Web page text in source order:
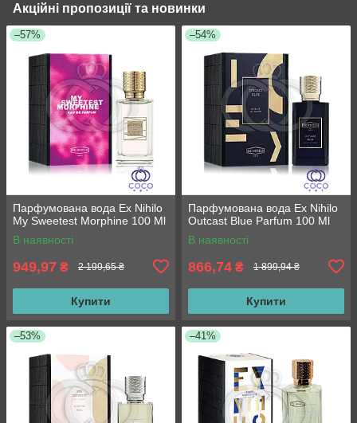
Акційні пропозиції та новинки
–57%
Парфумована вода Ex Nihilo
My Sweetest Morphine 100 Ml
В наявності
949,97 ₴ 2 199,65 ₴
Купити
–54%
Парфумована вода Ex Nihilo
Outcast Blue Parfum 100 Ml
В наявності
866,74 ₴ 1 899,94 ₴
Купити
–53% –41%